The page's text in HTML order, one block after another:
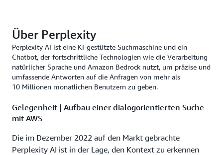
Über Perplexity
Perplexity AI ist eine KI-gestützte Suchmaschine und ein
Chatbot, der fortschrittliche Technologien wie die Verarbeitung
natürlicher Sprache und Amazon Bedrock nutzt, um präzise und
umfassende Antworten auf die Anfragen von mehr als
10 Millionen monatlichen Benutzern zu geben.
Gelegenheit | Aufbau einer dialogorientierten Suche
mit AWS
Die im Dezember 2022 auf den Markt gebrachte
Perplexity AI ist in der Lage, den Kontext zu erkennen